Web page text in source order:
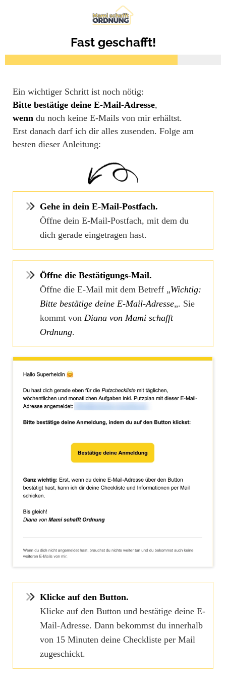
Fast geschafft!
Ein wichtiger Schritt ist noch nötig:
Bitte bestätige deine E-Mail-Adresse,
wenn du noch keine E-Mails von mir erhältst.
Erst danach darf ich dir alles zusenden. Folge am
besten dieser Anleitung:
Gehe in dein E-Mail-Postfach.
Öffne dein E-Mail-Postfach, mit dem du
dich gerade eingetragen hast.
Öffne die Bestätigungs-Mail.
Öffne die E-Mail mit dem Betreff „Wichtig:
Bitte bestätige deine E-Mail-Adresse„. Sie
kommt von Diana von Mami schafft
Ordnung.
Klicke auf den Button.
Klicke auf den Button und bestätige deine E-
Mail-Adresse. Dann bekommst du innerhalb
von 15 Minuten deine Checkliste per Mail
zugeschickt.